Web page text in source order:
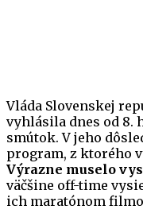
Vláda Slovenskej
vyhlásila dnes od 8.
smútok. V jeho
program, z ktorého
Výrazne muselo
väčšine off-time
ich maratónom